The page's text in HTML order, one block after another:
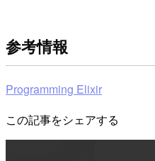
参考情報
Programming Elixir
この記事をシェアする